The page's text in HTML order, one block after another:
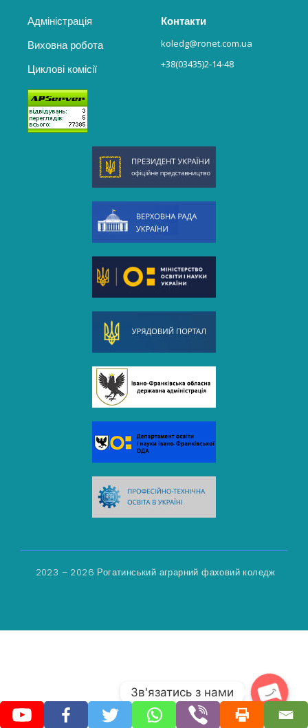
Адміністрація
Виховна робота
Циклові комісії
Контакти
koledg@ronet.com.ua
+38(03435)2-14-48
2023 – 2026 Рогатинський аграрний фаховий коледж
Ukrainian
Зв'язатись з нами